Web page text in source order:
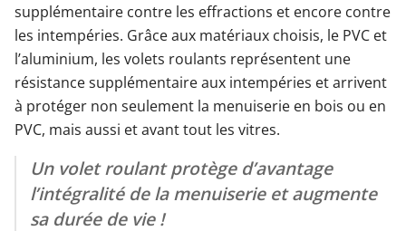
supplémentaire contre les effractions et encore contre
les intempéries. Grâce aux matériaux choisis, le PVC et
l’aluminium, les volets roulants représentent une
résistance supplémentaire aux intempéries et arrivent
à protéger non seulement la menuiserie en bois ou en
PVC, mais aussi et avant tout les vitres.
Un volet roulant protège d’avantage
l’intégralité de la menuiserie et augmente
sa durée de vie !